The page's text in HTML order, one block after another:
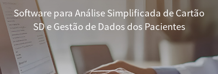
Software para Análise Simplificada de Cartão
SD e Gestão de Dados dos Pacientes